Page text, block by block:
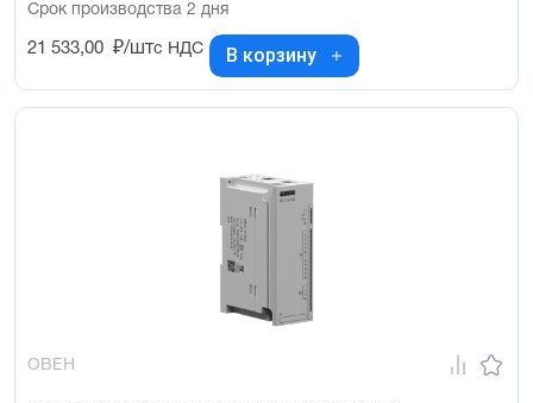
Срок производства 2 дня
21 533,00 ₽/штс НДС В корзину
ОВЕН